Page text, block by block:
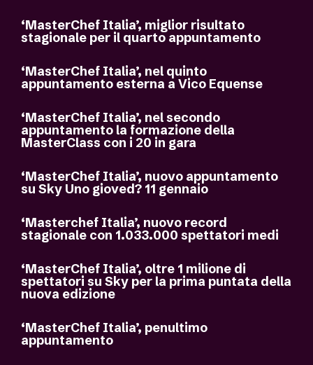
‘MasterChef Italia’, miglior risultato
stagionale per il quarto appuntamento
‘MasterChef Italia’, nel quinto
appuntamento esterna a Vico Equense
‘MasterChef Italia’, nel secondo
appuntamento la formazione della
MasterClass con i 20 in gara
‘MasterChef Italia’, nuovo appuntamento
su Sky Uno gioved? 11 gennaio
‘Masterchef Italia’, nuovo record
stagionale con 1.033.000 spettatori medi
‘MasterChef Italia’, oltre 1 milione di
spettatori su Sky per la prima puntata della
nuova edizione
‘MasterChef Italia’, penultimo
appuntamento